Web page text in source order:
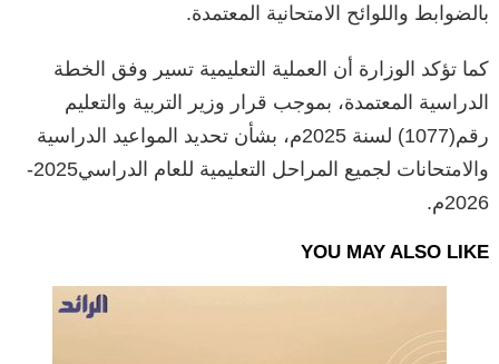
بالضوابط واللوائح الامتحانية المعتمدة.
كما تؤكد الوزارة أن العملية التعليمية تسير وفق الخطة
الدراسية المعتمدة، بموجب قرار وزير التربية والتعليم
رقم(1077) لسنة م، بشأن تحديد المواعيد الدراسية
والامتحانات لجميع المراحل التعليمية للعام الدراسي
2025-
2026م.
YOU MAY ALSO LIKE